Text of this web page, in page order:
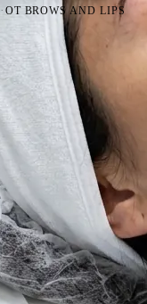
· ОТ BROWS AND LIPS